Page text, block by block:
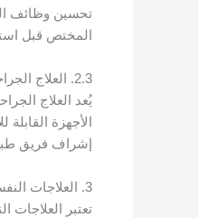
تحسين وظائف
المختص قبل
2.3. العلاج الجراحي
يُعد العلاج
الأجهزة
إشراف فريق
3. العلاجات النفسية والعاطفية
تعتبر